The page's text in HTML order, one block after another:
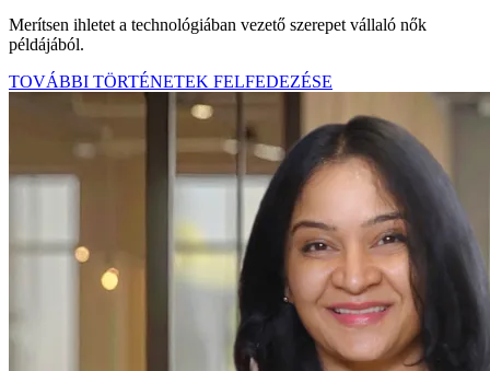
Merítsen ihletet a technológiában vezető szerepet vállaló nők
példájából.
TOVÁBBI TÖRTÉNETEK FELFEDEZÉSE